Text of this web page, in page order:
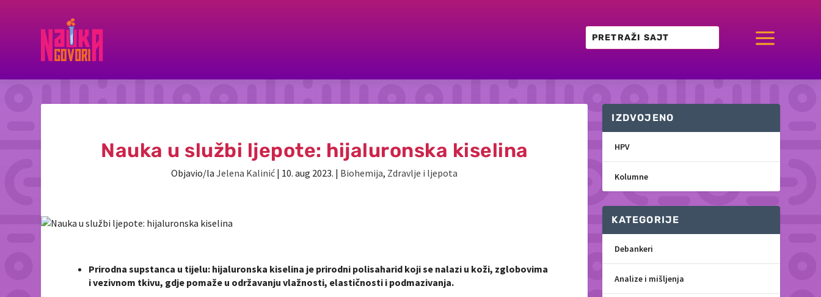
a
Nauka u službi ljepote: hijaluronska kiselina
Objavio/laJelena Kalinić | 10. aug 2023. | Biohemija, Zdravlje i ljepota
Prirodna supstanca u tijelu: hijaluronska kiselina je prirodni polisaharid koji se nalazi u koži, zglobovima
i vezivnom tkivu, gdje pomaže u održavanju vlažnosti, elastičnosti i podmazivanja.
IZDVOJENO
HPV
Kolumne
KATEGORIJE
Debankeri
Analize i mišljenja